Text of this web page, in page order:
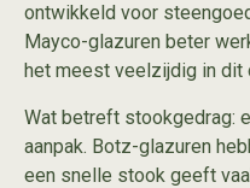
ontwikkeld voor
Mayco-glazuren beter
het meest veelzijdig in dit
Wat betreft stookgedrag:
aanpak. Botz-glazuren
een snelle stook geeft